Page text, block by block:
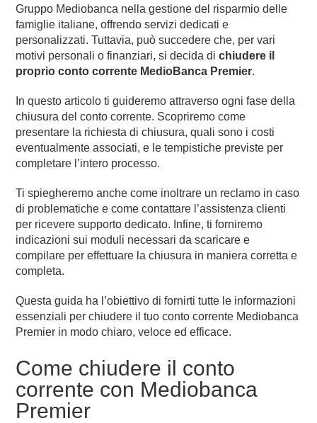
Gruppo Mediobanca nella gestione del risparmio delle
famiglie italiane, offrendo servizi dedicati e
personalizzati. Tuttavia, può succedere che, per vari
motivi personali o finanziari, si decida dichiudere il
proprio conto corrente MedioBanca Premier.
In questo articolo ti guideremo attraverso ogni fase della
chiusura del conto corrente. Scopriremo come
presentare la richiesta di chiusura, quali sono i costi
eventualmente associati, e le tempistiche previste per
completare l’intero processo.
Ti spiegheremo anche come inoltrare un reclamo in caso
di problematiche e come contattare l’assistenza clienti
per ricevere supporto dedicato. Infine, ti forniremo
indicazioni sui moduli necessari da scaricare e
compilare per effettuare la chiusura in maniera corretta e
completa.
Questa guida ha l’obiettivo di fornirti tutte le informazioni
essenziali per chiudere il tuo conto corrente Mediobanca
Premier in modo chiaro, veloce ed efficace.
Come chiudere il conto
corrente con Mediobanca
Premier